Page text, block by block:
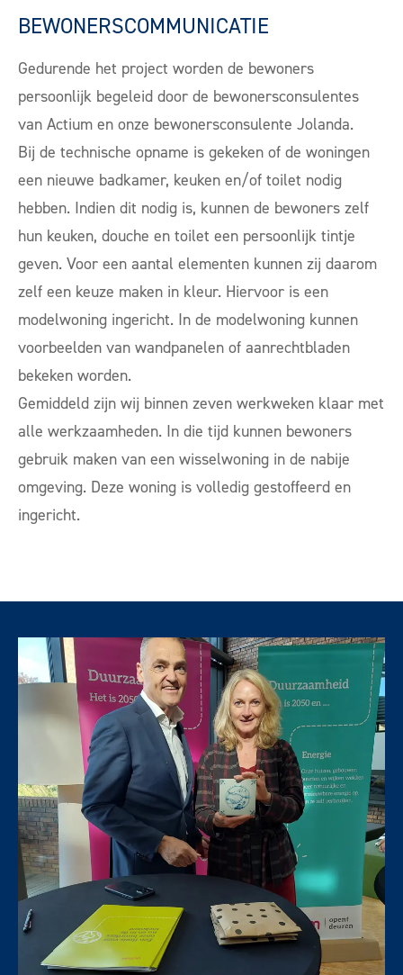
BEWONERSCOMMUNICATIE
Gedurende het project worden de bewoners
persoonlijk begeleid door de bewonersconsulentes
van Actium en onze bewonersconsulente Jolanda.
Bij de technische opname is gekeken of de woningen
een nieuwe badkamer, keuken en/of toilet nodig
hebben. Indien dit nodig is, kunnen de bewoners zelf
hun keuken, douche en toilet een persoonlijk tintje
geven. Voor een aantal elementen kunnen zij daarom
zelf een keuze maken in kleur. Hiervoor is een
modelwoning ingericht. In de modelwoning kunnen
voorbeelden van wandpanelen of aanrechtbladen
bekeken worden.
Gemiddeld zijn wij binnen zeven werkweken klaar met
alle werkzaamheden. In die tijd kunnen bewoners
gebruik maken van een wisselwoning in de nabije
omgeving. Deze woning is volledig gestoffeerd en
ingericht.